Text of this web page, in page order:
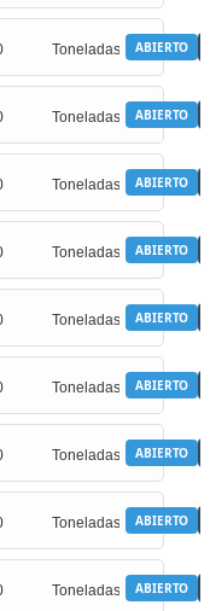
ABIERTO
ABIERTO
ABIERTO
ABIERTO
ABIERTO
ABIERTO
ABIERTO
ABIERTO
ABIERTO